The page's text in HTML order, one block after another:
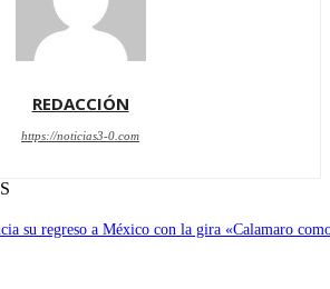
REDACCIÓN
https://noticias3-0.com
su regreso a México con la gira «Calamaro